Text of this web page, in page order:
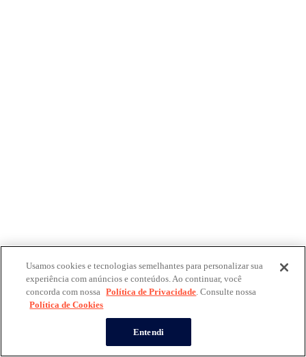
Usamos cookies e tecnologias semelhantes para personalizar sua
experiência com anúncios e conteúdos. Ao continuar, você
concorda com nossa Política de Privacidade. Consulte nossa
Política de Cookies
Entendi